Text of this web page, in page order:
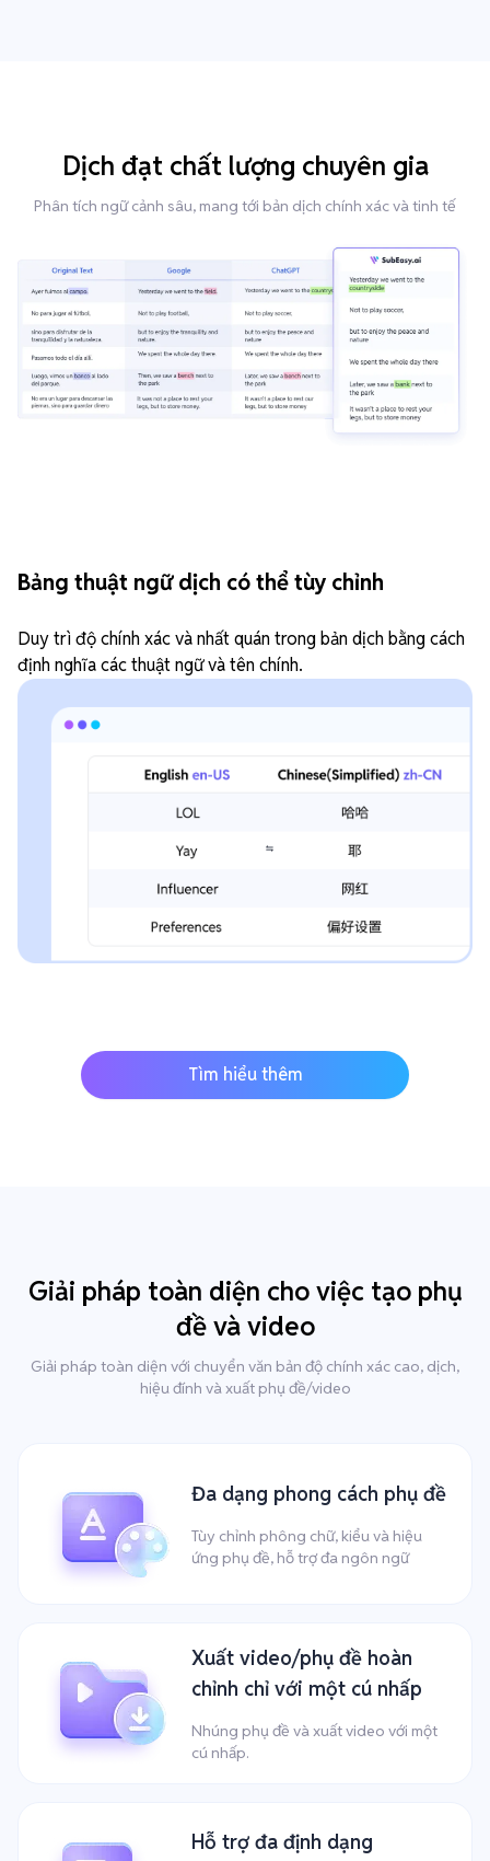
Dịch đạt chất lượng chuyên gia
Phân tích ngữ cảnh sâu, mang tới bản dịch chính xác và tinh tế
Bảng thuật ngữ dịch có thể tùy chỉnh
Duy trì độ chính xác và nhất quán trong bản dịch bằng cách
định nghĩa các thuật ngữ và tên chính.
Tìm hiểu thêm
Giải pháp toàn diện cho việc tạo phụ
đề và video
Giải pháp toàn diện với chuyển văn bản độ chính xác cao, dịch,
hiệu đính và xuất phụ đề/video
Đa dạng phong cách phụ đề
Tùy chỉnh phông chữ, kiểu và hiệu
ứng phụ đề, hỗ trợ đa ngôn ngữ
Xuất video/phụ đề hoàn
chỉnh chỉ với một cú nhấp
Nhúng phụ đề và xuất video với một
cú nhấp.
Hỗ trợ đa định dạng